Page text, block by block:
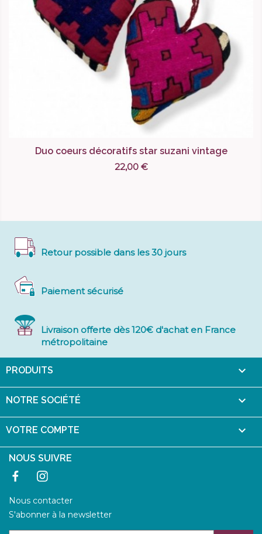
Duo coeurs décoratifs star suzani vintage
22,00 €
Retour possible dans les 30 jours
Paiement sécurisé
Livraison offerte dès 120€ d'achat en France
métropolitaine
PRODUITS 
NOTRE SOCIÉTÉ 
VOTRE COMPTE 
NOUS SUIVRE
Facebook
Nous contacter
S'abonner à la newsletter